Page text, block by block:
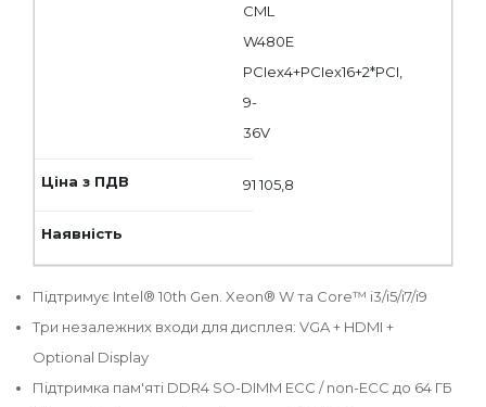
CML
W480E
PCIex4+PCIex16+2*PCI,
9-
36V
91 105,8
Підтримує Intel® 10th Gen. Xeon® W та Core™ i3/i5/i7/i9
Три незалежних входи для дисплея: VGA + HDMI +
Optional Display
Підтримка пам'яті DDR4 SO-DIMM ECC / non-ECC до 64 ГБ